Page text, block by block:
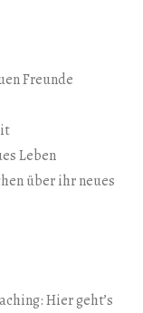
Freunde
Leben
über ihr neues
Hier geht’s